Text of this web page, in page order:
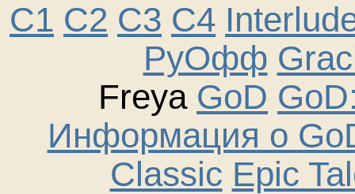
C1 C2 C3 C4
РуОфф
Freya GoD
Информация о
Classic Epic